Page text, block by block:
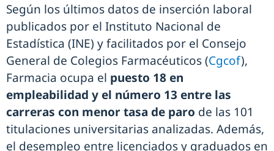
Según los últimos datos de inserción laboral
publicados por el Instituto Nacional de
Estadística (INE) y facilitados por el Consejo
General de Colegios Farmacéuticos (Cgcof),
Farmacia ocupa el puesto 18 en
empleabilidad y el número 13 entre las
carreras con menor tasa de paro de las 101
titulaciones universitarias analizadas. Además,
el desempleo entre licenciados y graduados en